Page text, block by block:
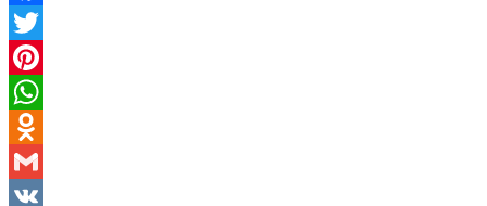
Facebook
Twitter
Pinterest
WhatsApp
Odnoklassniki
Gmail